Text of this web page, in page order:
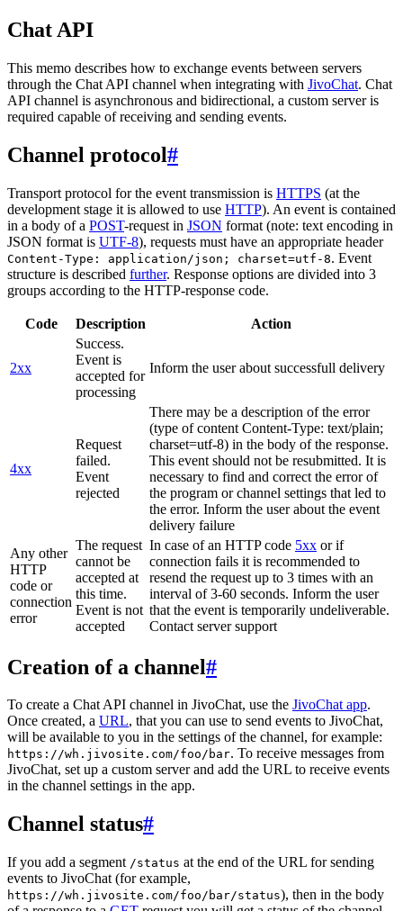
Chat API
This memo describes how to exchange events between servers
through the Chat API channel when integrating with JivoChat. Chat
API channel is asynchronous and bidirectional, a custom server is
required capable of receiving and sending events.
Channel protocol#
Transport protocol for the event transmission is HTTPS (at the
development stage it is allowed to use HTTP). An event is contained
in a body of a POST-request in JSON format (note: text encoding in
JSON format is UTF-8), requests must have an appropriate header
Content-Type: application/json; charset=utf-8. Event
structure is described further. Response options are divided into 3
groups according to the HTTP-response code.
Code Description Action
2xx
Success.
Event is
accepted for
processing
Inform the user about successfull delivery
4xx
Request
failed.
Event
rejected
There may be a description of the error
(type of content Content-Type: text/plain;
charset=utf-8) in the body of the response.
This event should not be resubmitted. It is
necessary to find and correct the error of
the program or channel settings that led to
the error. Inform the user about the event
delivery failure
Any other
HTTP
code or
connection
error
The request
cannot be
accepted at
this time.
Event is not
accepted
In case of an HTTP code 5xx or if
connection fails it is recommended to
resend the request up to 3 times with an
interval of 3-60 seconds. Inform the user
that the event is temporarily undeliverable.
Contact server support
Creation of a channel#
To create a Chat API channel in JivoChat, use the JivoChat app.
Once created, a URL, that you can use to send events to JivoChat,
will be available to you in the settings of the channel, for example:
https://wh.jivosite.com/foo/bar. To receive messages from
JivoChat, set up a custom server and add the URL to receive events
in the channel settings in the app.
Channel status#
If you add a segment /status at the end of the URL for sending
events to JivoChat (for example,
https://wh.jivosite.com/foo/bar/status), then in the body